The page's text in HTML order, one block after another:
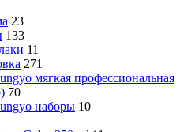
23
133
11
271
мягкая профессиональная
70
наборы 10